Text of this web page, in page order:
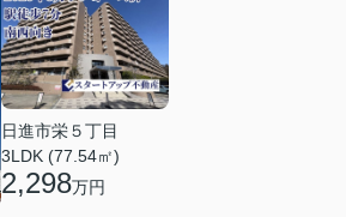
日進市栄５丁目
3LDK (77.54㎡)
2,298万円